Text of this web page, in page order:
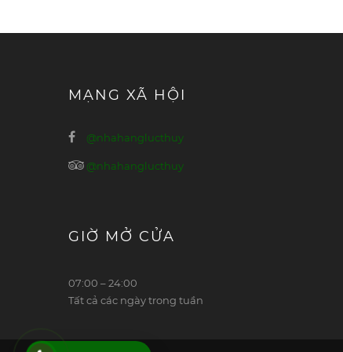
MẠNG XÃ HỘI
@nhahanglucthuy
@nhahanglucthuy
GIỜ MỞ CỬA
07:00 – 24:00
Tất cả các ngày trong tuần